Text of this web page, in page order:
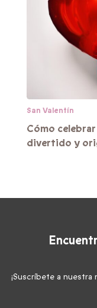
San Valentín
Cómo
divertido y
¡Suscríbete a